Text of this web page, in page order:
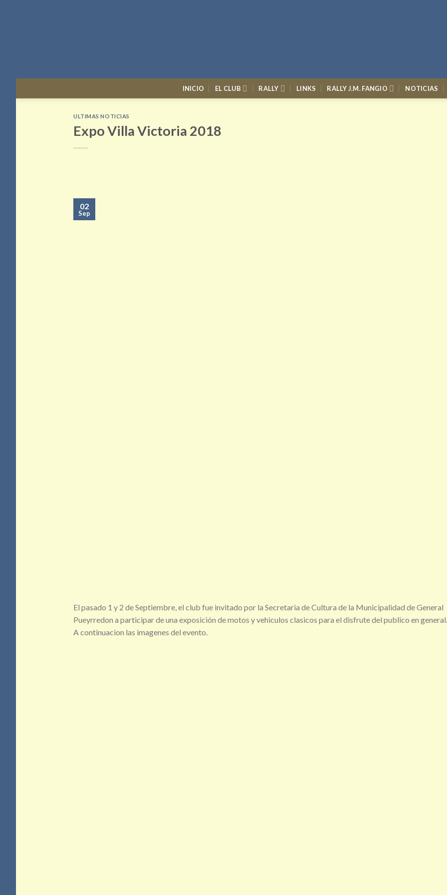
INICIO EL CLUB RALLY LINKS RALLY J.M. FANGIO NOTICIAS
ULTIMAS NOTICIAS
Expo Villa Victoria 2018
02
Sep
El pasado 1 y 2 de Septiembre, el club fue invitado por la Secretaria de Cultura de la Municipalidad de General
Pueyrredon a participar de una exposición de motos y vehiculos clasicos para el disfrute del publico en general.
A continuacion las imagenes del evento.